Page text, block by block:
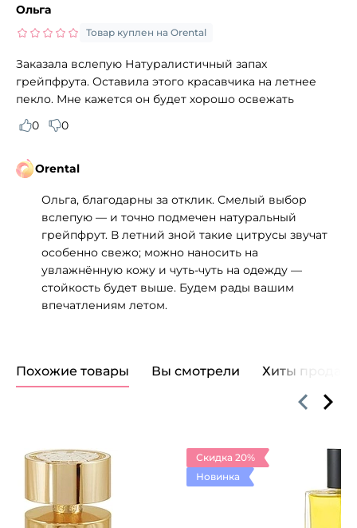
Ольга
Товар куплен на Orental
Заказала вслепую Натуралистичный запах
грейпфрута. Оставила этого красавчика на летнее
пекло. Мне кажется он будет хорошо освежать
0
0
Orental
Ольга, благодарны за отклик. Смелый выбор
вслепую — и точно подмечен натуральный
грейпфрут. В летний зной такие цитрусы звучат
особенно свежо; можно наносить на
увлажнённую кожу и чуть‑чуть на одежду —
стойкость будет выше. Будем рады вашим
впечатлениям летом.
Похожие товары Вы смотрели Хиты продаж
Скидка 20%
Новинка